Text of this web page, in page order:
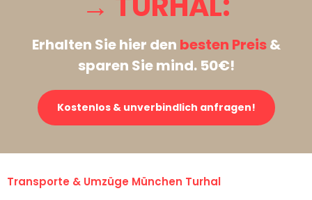
Erhalten Sie hier den besten Preis&
sparen Sie mind. 50€!
Kostenlos & unverbindlich anfragen!
Transporte & Umzüge München Turhal